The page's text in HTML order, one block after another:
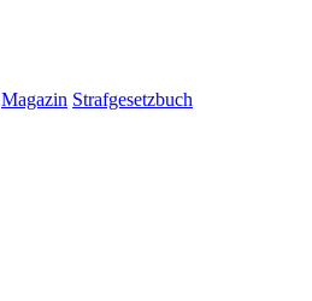
Magazin Strafgesetzbuch